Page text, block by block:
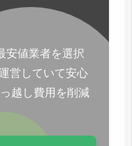
安値業者を選択
営していて安心
越し費用を削減